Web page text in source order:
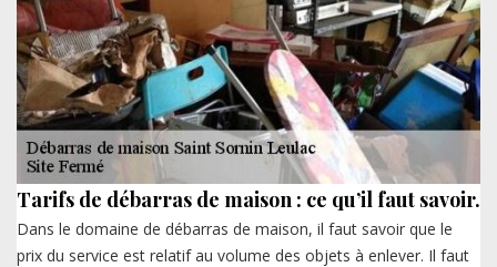
Tarifs de débarras de maison : ce qu’il faut savoir.
Dans le domaine de débarras de maison, il faut savoir que le
prix du service est relatif au volume des objets à enlever. Il faut